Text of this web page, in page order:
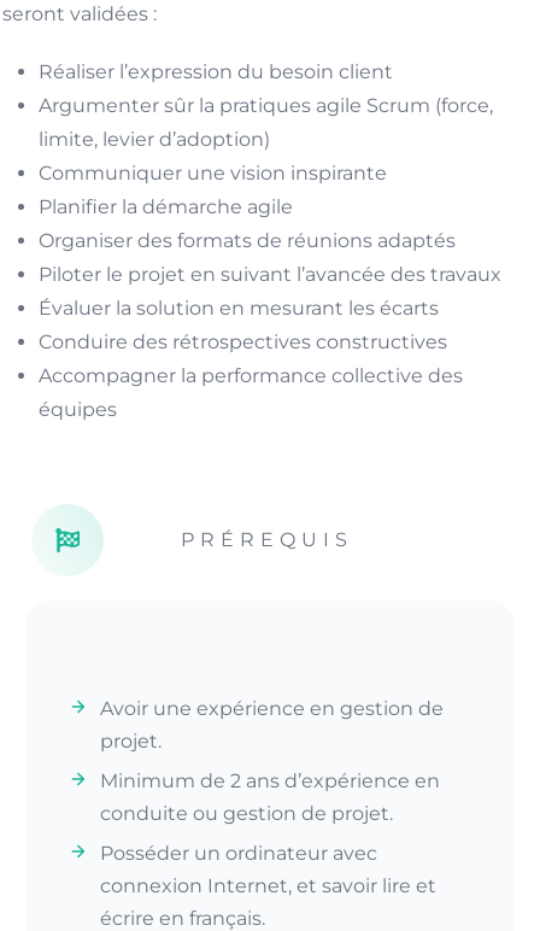
seront validées :
Réaliser l’expression du besoin client
Argumenter sûr la pratiques agile Scrum (force,
limite, levier d’adoption)
Communiquer une vision inspirante
Planifier la démarche agile
Organiser des formats de réunions adaptés
Piloter le projet en suivant l’avancée des travaux
Évaluer la solution en mesurant les écarts
Conduire des rétrospectives constructives
Accompagner la performance collective des
équipes
PRÉREQUIS
Avoir une expérience en gestion de
projet.
Minimum de 2 ans d’expérience en
conduite ou gestion de projet.
Posséder un ordinateur avec
connexion Internet, et savoir lire et
écrire en français.